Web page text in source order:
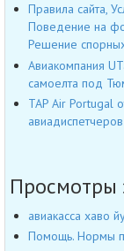
Правила сайта,
Поведение на
Решение
Авиакомпания
самоелта под
TAP Air Portugal
авиадиспетчеров
Просмотры
авиакасса хаво
Помощь. Нормы